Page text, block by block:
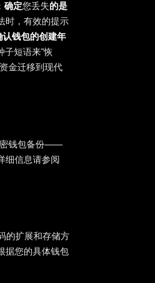
确定您丢失的是
时，有效的提示
认钱包的创建年
短语来“恢
金迁移到现代
密钱包备份——
细信息请参阅
的扩展和存储方
据您的具体钱包